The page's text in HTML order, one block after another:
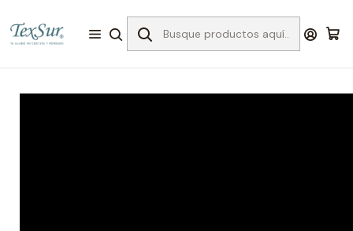
Inicio VIDEOTECA